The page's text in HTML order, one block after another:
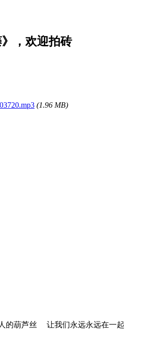
，欢迎拍砖
(1.96 MB)
葫芦丝 让我们永远永远在一起